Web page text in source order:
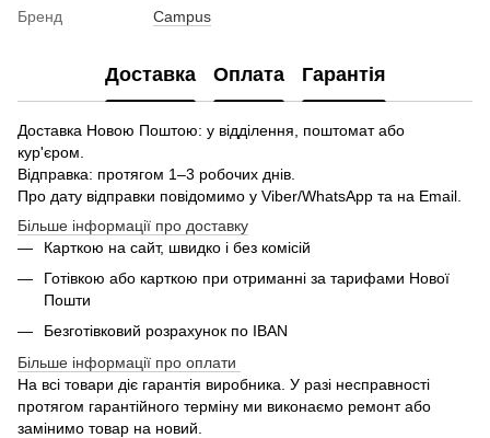
Бренд Campus
Доставка Оплата Гарантія
Доставка Новою Поштою: у відділення, поштомат або
кур'єром.
Відправка: протягом 1–3 робочих днів.
Про дату відправки повідомимо у Viber/WhatsApp та на Email.
Більше інформації про доставку
Карткою на сайт, швидко і без комісій
Готівкою або карткою при отриманні за тарифами Нової
Пошти
Безготівковий розрахунок по IBAN
Більше інформації про оплати
На всі товари діє гарантія виробника. У разі несправності
протягом гарантійного терміну ми виконаємо ремонт або
замінимо товар на новий.